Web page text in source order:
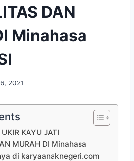
DAN
Minahasa
2021
KAYU JATI
MURAH DI Minahasa
di karyaanaknegeri.com